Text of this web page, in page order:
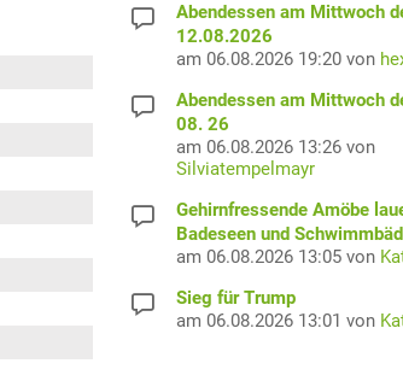
Abendessen am Mittwoch
12.08.2026
am 06.08.2026 19:20 von
Abendessen am Mittwoch
08. 26
am 06.08.2026 13:26 von
Silviatempelmayr
Gehirnfressende Amöbe
Badeseen und
am 06.08.2026 13:05 von
Sieg für Trump
am 06.08.2026 13:01 von